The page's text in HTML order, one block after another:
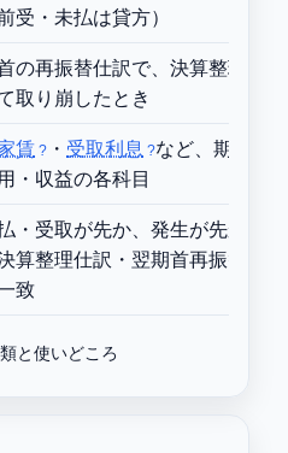
と使いどころ
受・未払は貸方）
の再振替仕訳で、決算整理仕
取り崩したとき
賃 ・ 受取利息
など、期間で
・収益の各科目
払・受取が先か、発生が先か」
算整理仕訳・翌期首再振替仕
致